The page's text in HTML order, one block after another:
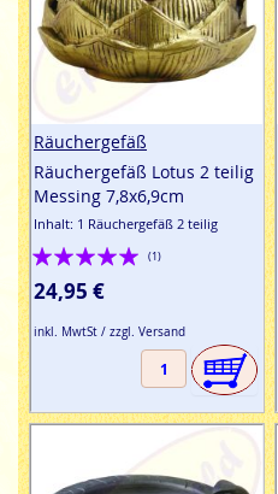
Räuchergefäß
Räuchergefäß Lotus 2 teilig
Messing 7,8x6,9cm
Inhalt: 1 Räuchergefäß 2 teilig
Bewertung:
100%
(1)
24,95 €
inkl. MwtSt / zzgl. Versand